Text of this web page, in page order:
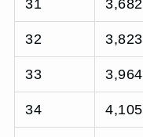
31 3,682
32 3,823
33 3,964
34 4,105